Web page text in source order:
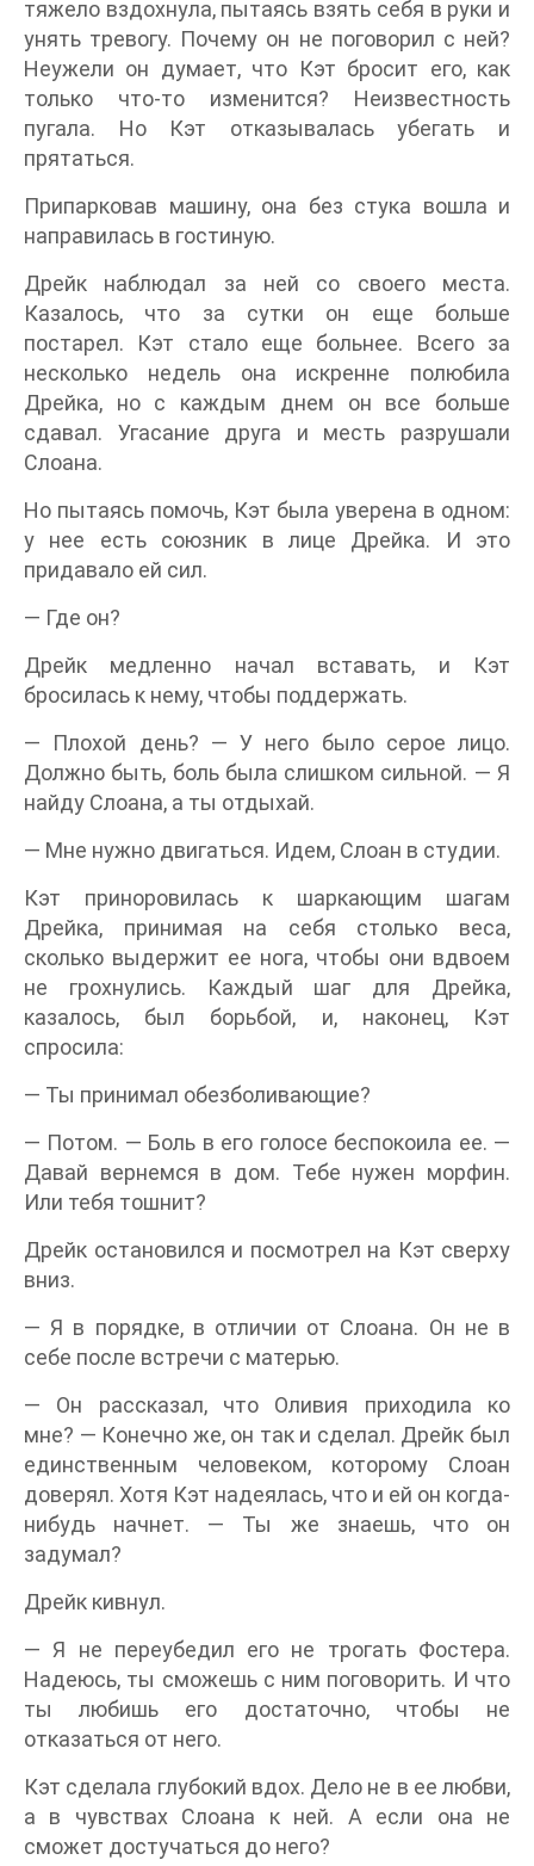
тяжело вздохнула, пытаясь взять себя в руки и
унять тревогу. Почему он не поговорил с ней?
Неужели он думает, что Кэт бросит его, как
только что-то изменится? Неизвестность
пугала. Но Кэт отказывалась убегать и
прятаться.
Припарковав машину, она без стука вошла и
направилась в гостиную.
Дрейк наблюдал за ней со своего места.
Казалось, что за сутки он еще больше
постарел. Кэт стало еще больнее. Всего за
несколько недель она искренне полюбила
Дрейка, но с каждым днем он все больше
сдавал. Угасание друга и месть разрушали
Слоана.
Но пытаясь помочь, Кэт была уверена в одном:
у нее есть союзник в лице Дрейка. И это
придавало ей сил.
— Где он?
Дрейк медленно начал вставать, и Кэт
бросилась к нему, чтобы поддержать.
— Плохой день? — У него было серое лицо.
Должно быть, боль была слишком сильной. — Я
найду Слоана, а ты отдыхай.
— Мне нужно двигаться. Идем, Слоан в студии.
Кэт приноровилась к шаркающим шагам
Дрейка, принимая на себя столько веса,
сколько выдержит ее нога, чтобы они вдвоем
не грохнулись. Каждый шаг для Дрейка,
казалось, был борьбой, и, наконец, Кэт
спросила:
— Ты принимал обезболивающие?
— Потом. — Боль в его голосе беспокоила ее. —
Давай вернемся в дом. Тебе нужен морфин.
Или тебя тошнит?
Дрейк остановился и посмотрел на Кэт сверху
вниз.
— Я в порядке, в отличии от Слоана. Он не в
себе после встречи с матерью.
— Он рассказал, что Оливия приходила ко
мне? — Конечно же, он так и сделал. Дрейк был
единственным человеком, которому Слоан
доверял. Хотя Кэт надеялась, что и ей он когда-
нибудь начнет. — Ты же знаешь, что он
задумал?
Дрейк кивнул.
— Я не переубедил его не трогать Фостера.
Надеюсь, ты сможешь с ним поговорить. И что
ты любишь его достаточно, чтобы не
отказаться от него.
Кэт сделала глубокий вдох. Дело не в ее любви,
а в чувствах Слоана к ней. А если она не
сможет достучаться до него?